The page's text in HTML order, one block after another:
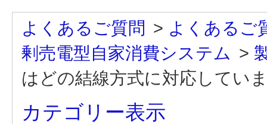
よくあるご質問 > よくあるご
剰売電型自家消費システム >
はどの結線方式に対応してい
カテゴリー表示